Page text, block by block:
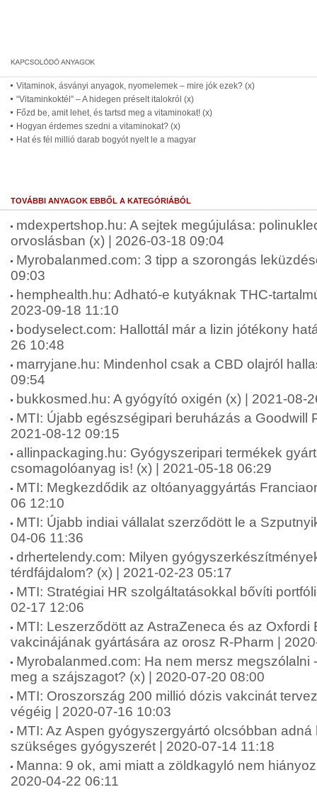
Vitaminok, ásványi anyagok, nyomelemek – mire jók ezek? (x)
“Vitaminkoktél” – A hidegen préselt italokról (x)
Főzd be, amit lehet, és tartsd meg a vitaminokat! (x)
Hogyan érdemes szedni a vitaminokat? (x)
Hat és fél millió darab bogyót nyelt le a magyar
TOVÁBBI ANYAGOK EBBŐL A KATEGÓRIÁBÓL
mdexpertshop.hu: A sejtek megújulása:
orvoslásban (x) | 2026-03-18 09:04
Myrobalanmed.com: 3 tipp a szorongás
09:03
hemphealth.hu: Adható-e kutyáknak THC-
2023-09-18 11:10
bodyselect.com: Hallottál már a lizin jótékony
26 10:48
marryjane.hu: Mindenhol csak a CBD olajról
09:54
bukkosmed.hu: A gyógyító oxigén (x) | 2021-08-
MTI: Újabb egészségipari beruházás a Goodwill
2021-08-12 09:15
allinpackaging.hu: Gyógyszeripari termékek
csomagolóanyag is! (x) | 2021-05-18 06:29
MTI: Megkezdődik az oltóanyaggyártás
06 12:10
MTI: Újabb indiai vállalat szerződött le a
04-06 11:36
drhertelendy.com: Milyen
térdfájdalom? (x) | 2021-02-23 05:17
MTI: Stratégiai HR szolgáltatásokkal bővíti
02-17 12:06
MTI: Leszerződött az AstraZeneca és az Oxfordi
vakcinájának gyártására az orosz R-Pharm |
Myrobalanmed.com: Ha nem mersz megszólalni
meg a szájszagot? (x) | 2020-07-20 08:00
MTI: Oroszország 200 millió dózis vakcinát
végéig | 2020-07-16 10:03
MTI: Az Aspen gyógyszergyártó olcsóbban
szükséges gyógyszerét | 2020-07-14 11:18
Manna: 9 ok, ami miatt a zöldkagyló nem
2020-04-22 06:11